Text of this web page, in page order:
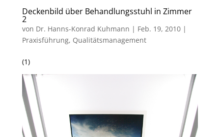
Deckenbild über Behandlungsstuhl in Zimmer
2
von Dr. Hanns-Konrad Kuhmann | Feb. 19, 2010|
Praxisführung, Qualitätsmanagement
(1)